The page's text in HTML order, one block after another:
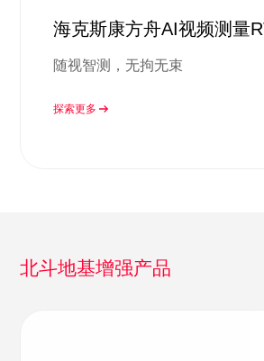
海克斯康方舟AI视频测量
随视智测，无拘无束
探索更多
北斗地基增强产品